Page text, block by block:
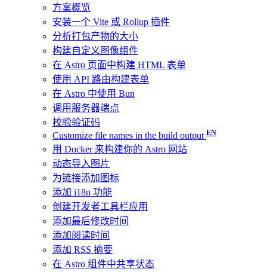
方案概览
安装一个 Vite 或 Rollup 插件
分析打包产物的大小
构建自定义图像组件
在 Astro 页面中构建 HTML 表单
使用 API 路由构建表单
在 Astro 中使用 Bun
调用服务器端点
校验验证码
Customize file names in the build output
用 Docker 来构建你的 Astro 网站
动态导入图片
为链接添加图标
添加 i18n 功能
创建开发者工具栏应用
添加最后修改时间
添加阅读时间
添加 RSS 摘要
在 Astro 组件中共享状态